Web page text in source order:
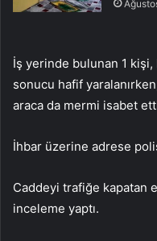
İş yerinde bulunan 1 kişi,
sonucu hafif
araca da mermi isabet
İhbar üzerine adrese
Caddeyi trafiğe kapatan
inceleme yaptı.